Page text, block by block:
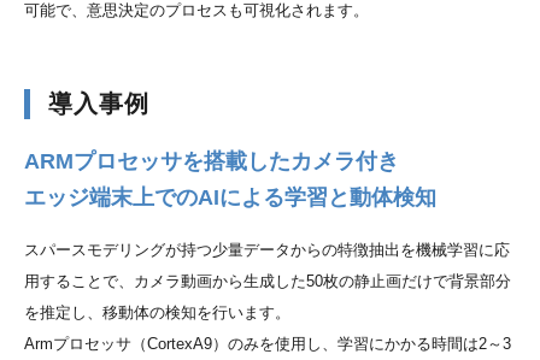
可能で、意思決定のプロセスも可視化されます。
導入事例
ARMプロセッサを搭載したカメラ付き
エッジ端末上でのAIによる学習と動体検知
スパースモデリングが持つ少量データからの特徴抽出を機械学習に応
用することで、カメラ動画から生成した50枚の静止画だけで背景部分
を推定し、移動体の検知を行います。
Armプロセッサ（CortexA9）のみを使用し、学習にかかる時間は2～3